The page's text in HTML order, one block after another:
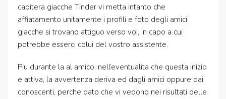
capitera giacche Tinder vi metta intanto che
affiatamento unitamente i profili e foto degli amici
giacche si trovano attiguo verso voi, in capo a cui
potrebbe esserci colui del vostro assistente.
Piu durante la al amico, nell’eventualita che questa inizio
e attiva, la avvertenza deriva ed dagli amici oppure dai
conoscenti, perche dato che vi vedono nei risultati delle